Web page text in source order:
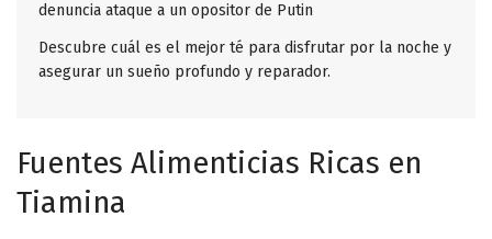
denuncia ataque a un opositor de Putin
Descubre cuál es el mejor té para disfrutar por la noche y
asegurar un sueño profundo y reparador.
Fuentes Alimenticias Ricas en
Tiamina